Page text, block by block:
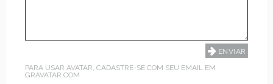
PARA USAR AVATAR, CADASTRE-SE COM SEU EMAIL EM
GRAVATAR.COM